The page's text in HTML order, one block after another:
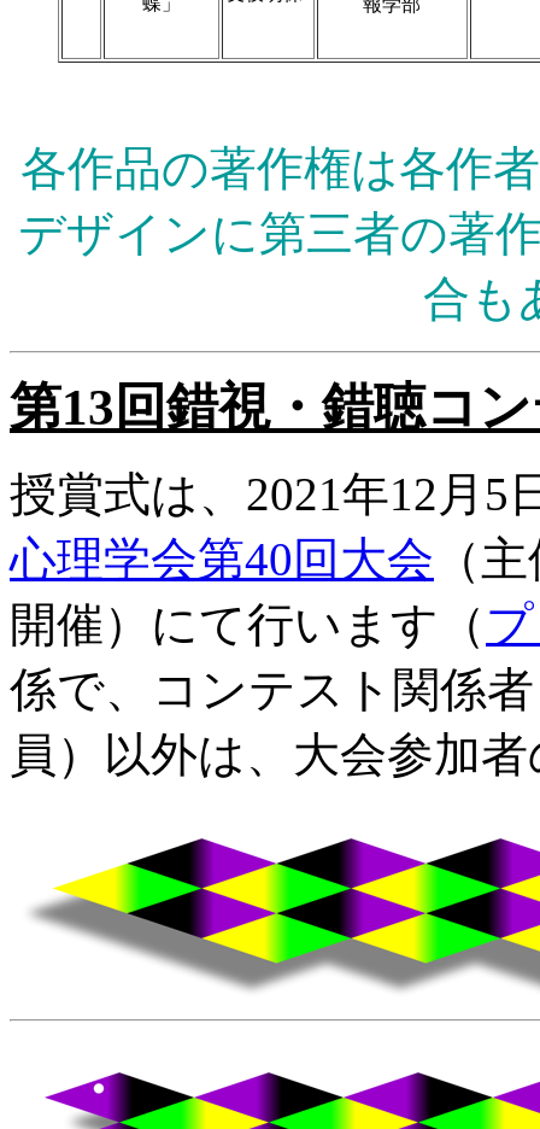
報学部
各作品の著作権は各作
デザインに第三者の著
合も
第13回錯視・錯聴コ
授賞式は、2021年12月5
心理学会第40回大会 （
開催）にて行います（
係で、コンテスト関係
員）以外は、大会参加